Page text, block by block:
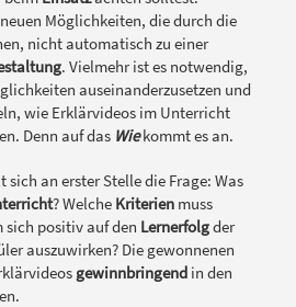
Möglichkeiten, die durch die
nicht automatisch zu einer
. Vielmehr ist es notwendig,
auseinanderzusetzen und
wie Erklärvideos im Unterricht
Denn auf das Wiekommt es an.
sich an erster Stelle die Frage: Was
? Welche Kriterien muss
positiv auf den Lernerfolgder
auszuwirken? Die gewonnenen
gewinnbringend in den